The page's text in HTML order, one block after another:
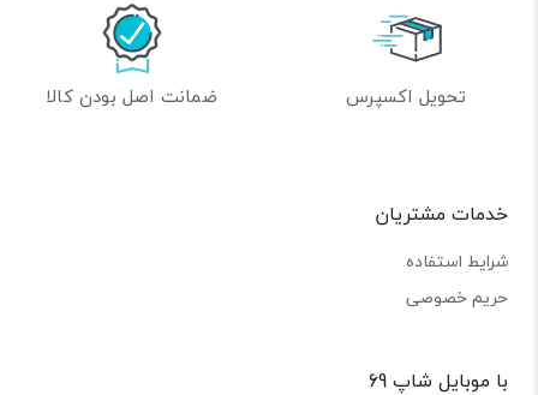
تحویل اکسپرس ضمانت اصل بودن کالا
خدمات مشتریان
شرایط استفاده
حریم خصوصی
با موبایل شاپ 69